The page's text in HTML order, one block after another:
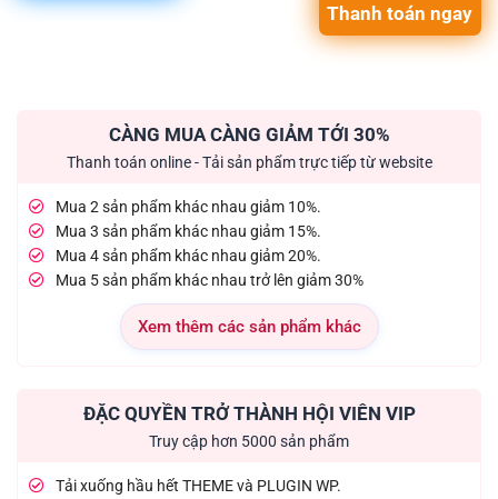
Thanh toán ngay
CÀNG MUA CÀNG GIẢM TỚI 30%
Thanh toán online - Tải sản phẩm trực tiếp từ website
Mua 2 sản phẩm khác nhau giảm 10%.
Mua 3 sản phẩm khác nhau giảm 15%.
Mua 4 sản phẩm khác nhau giảm 20%.
Mua 5 sản phẩm khác nhau trở lên giảm 30%
Xem thêm các sản phẩm khác
ĐẶC QUYỀN TRỞ THÀNH HỘI VIÊN VIP
Truy cập hơn 5000 sản phẩm
Tải xuống hầu hết THEME và PLUGIN WP.